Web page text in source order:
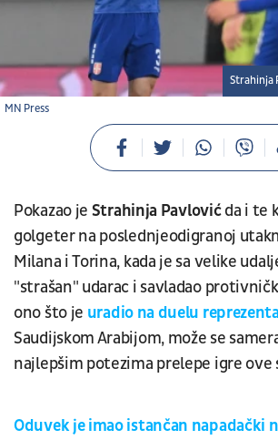
MN Press
Strahinja
Pokazao je Strahinja Pavlovićda i te
golgeter na poslednjeodigranoj
Milana i Torina, kada je sa velike
"strašan" udarac i savladao
ono što je uradio na duelu
Saudijskom Arabijom, može se
najlepšim potezima prelepe igre ove
Oduvek je imao istančan napadački